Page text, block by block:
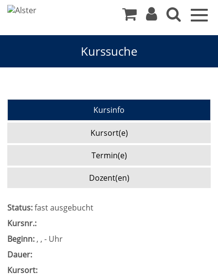
Kurssuche
Kursinfo
Kursort(e)
Termin(e)
Dozent(en)
Status:fast ausgebucht
Kursnr.:
Beginn: , , - Uhr
Dauer:
Kursort: